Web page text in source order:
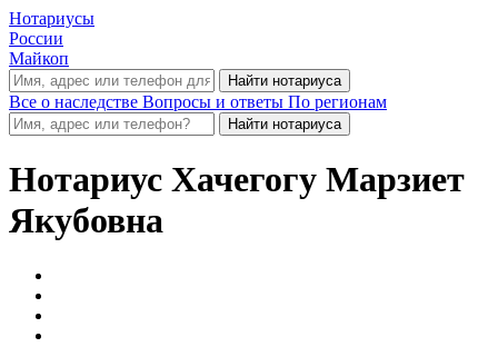
Нотариусы
России
Майкоп
Все о наследстве Вопросы и ответы По регионам
Нотариус Хачегогу Марзиет
Якубовна